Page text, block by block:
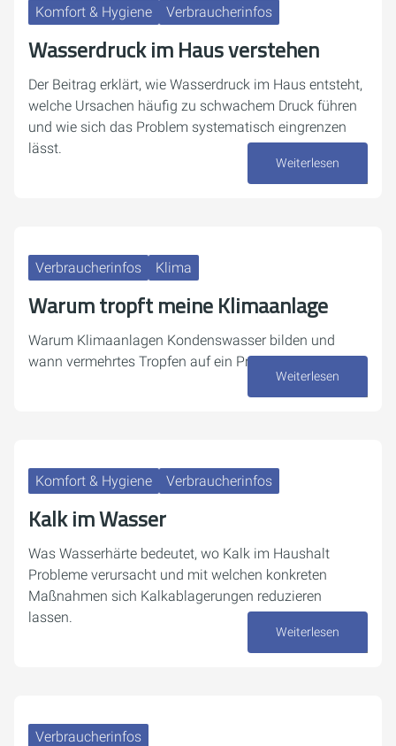
Komfort & Hygiene Verbraucherinfos
Wasserdruck im Haus verstehen
Der Beitrag erklärt, wie Wasserdruck im Haus entsteht,
welche Ursachen häufig zu schwachem Druck führen
und wie sich das Problem systematisch eingrenzen
lässt.
Weiterlesen
Verbraucherinfos Klima
Warum tropft meine Klimaanlage
Warum Klimaanlagen Kondenswasser bilden und
wann vermehrtes Tropfen auf ein Problem hindeutet.
Weiterlesen
Komfort & Hygiene Verbraucherinfos
Kalk im Wasser
Was Wasserhärte bedeutet, wo Kalk im Haushalt
Probleme verursacht und mit welchen konkreten
Maßnahmen sich Kalkablagerungen reduzieren
lassen.
Weiterlesen
Verbraucherinfos